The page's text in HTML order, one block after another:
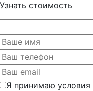
Узнать стоимость
Я принимаю условия